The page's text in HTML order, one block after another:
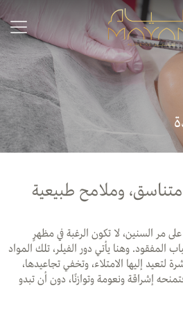
متناسق، وملامح طبيعية
مر السنين، لا تكون الرغبة في مظهرٍ
المفقود. وهنا يأتي دور الفيلر، تلك المواد
لتعيد إليها الامتلاء، وتخفي تجاعيدها،
إشراقة ونعومة وتوازنًا، دون أن تبدو